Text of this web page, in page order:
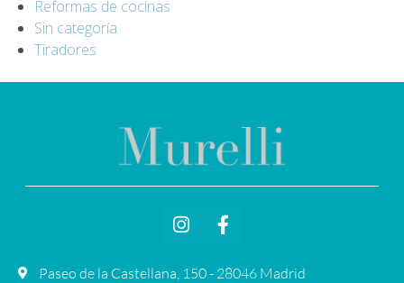
Reformas de cocinas
Sin categoría
Tiradores
Paseo de la Castellana, 150 - 28046 Madrid